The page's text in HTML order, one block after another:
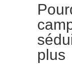
plus